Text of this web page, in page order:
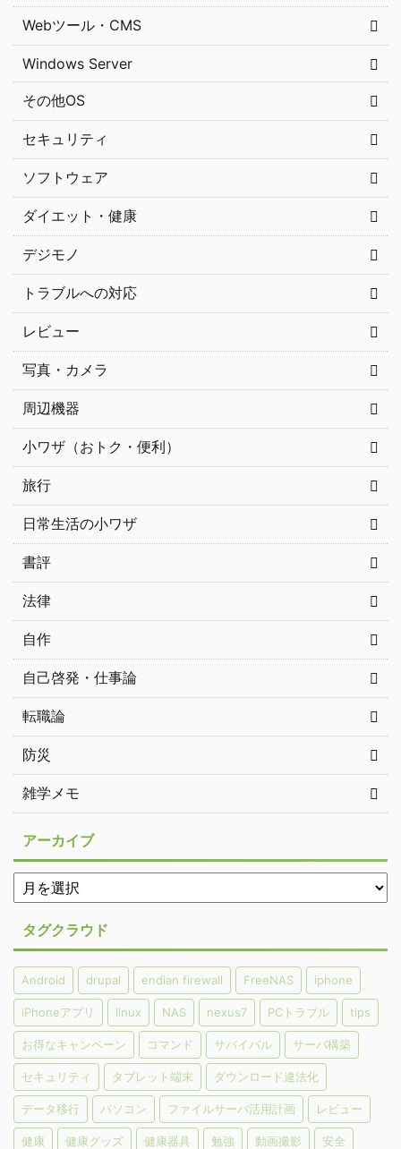
Webツール・CMS
Windows Server
その他OS
セキュリティ
ソフトウェア
ダイエット・健康
デジモノ
トラブルへの対応
レビュー
写真・カメラ
周辺機器
小ワザ（おトク・便利）
旅行
日常生活の小ワザ
書評
法律
自作
自己啓発・仕事論
転職論
防災
雑学メモ
アーカイブ
タグクラウド
Android drupal endian firewall FreeNAS iphone
iPhoneアプリ linux NAS nexus7 PCトラブル tips
お得なキャンペーン コマンド サバイバル サーバ構築
セキュリティ タブレット端末 ダウンロード違法化
データ移行 パソコン ファイルサーバ活用計画 レビュー
健康 健康グッズ 健康器具 勉強 動画撮影 安全